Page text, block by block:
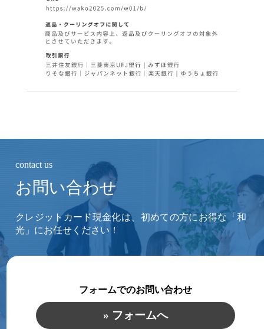
contact us
お問い合わせ
クレジットカード現金化は、初めての方にお得な「和
光」にお任せください！
フォームでのお問い合わせ
» フォームへ